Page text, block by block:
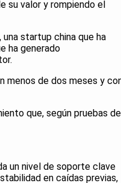
su valor y rompiendo el
startup china que ha
ha generado
menos de dos meses y
que, según pruebas de
un nivel de soporte clave
en caídas previas,